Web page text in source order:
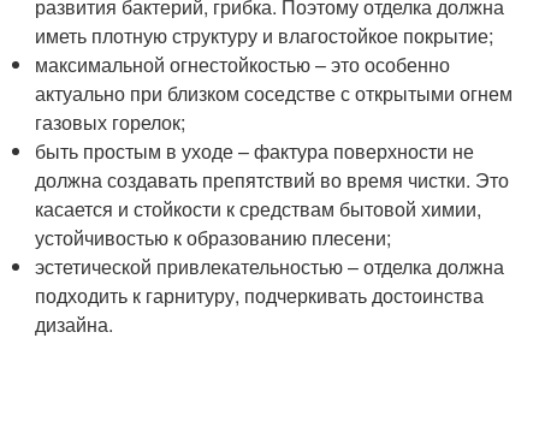
развития бактерий, грибка. Поэтому отделка должна
иметь плотную структуру и влагостойкое покрытие;
максимальной огнестойкостью – это особенно
актуально при близком соседстве с открытыми огнем
газовых горелок;
быть простым в уходе – фактура поверхности не
должна создавать препятствий во время чистки. Это
касается и стойкости к средствам бытовой химии,
устойчивостью к образованию плесени;
эстетической привлекательностью – отделка должна
подходить к гарнитуру, подчеркивать достоинства
дизайна.